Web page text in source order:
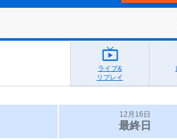
ライブ&
リプレイ
12月16日
最終日